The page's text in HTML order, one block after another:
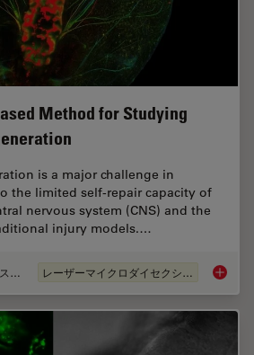
Method for Studying
is a major challenge in
the limited self-repair capacity of
nervous system (CNS) and the
injury models.…
ケーススタディ レーザーマイクロダイセクション（LMD） A